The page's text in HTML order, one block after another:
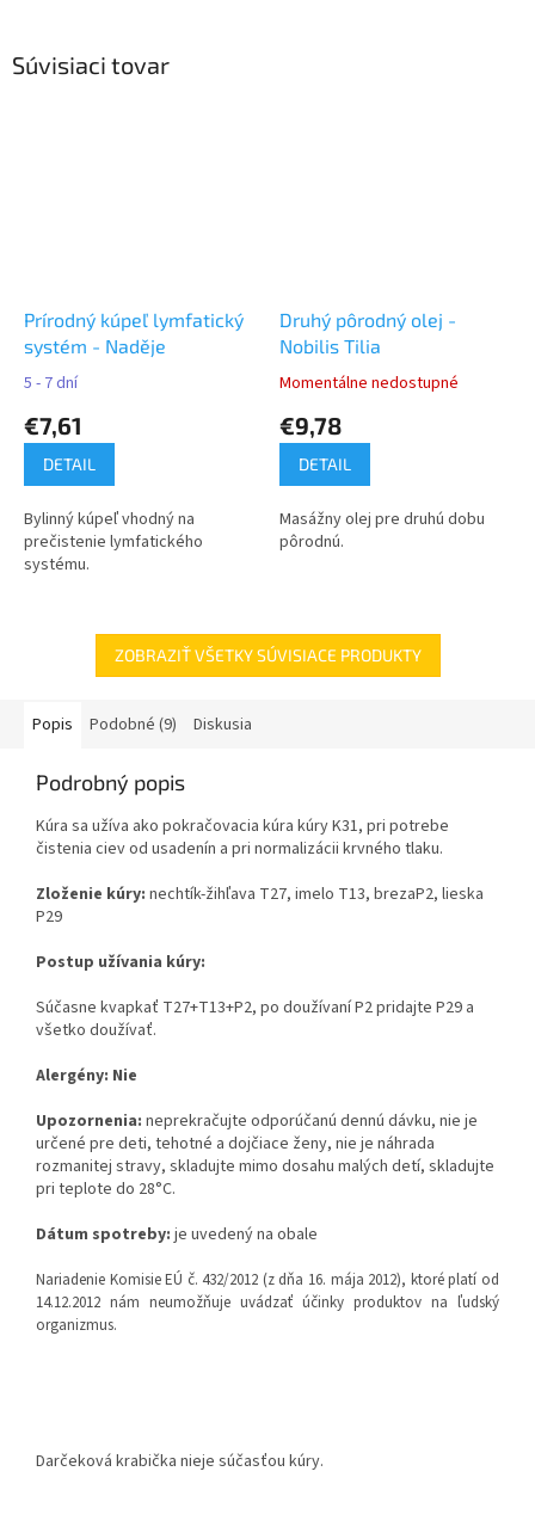
Súvisiaci tovar
Prírodný kúpeľ lymfatický
systém - Naděje
5 - 7 dní
€7,61
DETAIL
Bylinný kúpeľ vhodný na
prečistenie lymfatického
systému.
Druhý pôrodný olej -
Nobilis Tilia
Momentálne nedostupné
€9,78
DETAIL
Masážny olej pre druhú dobu
pôrodnú.
ZOBRAZIŤ VŠETKY SÚVISIACE PRODUKTY
Popis Podobné (9) Diskusia
Podrobný popis
Kúra sa užíva ako pokračovacia kúra kúry K31, pri potrebe
čistenia ciev od usadenín a pri normalizácii krvného tlaku.
Zloženie kúry: nechtík-žihľava T27, imelo T13, brezaP2, lieska
P29
Postup užívania kúry:
Súčasne kvapkať T27+T13+P2, po doužívaní P2 pridajte P29 a
všetko doužívať.
Alergény: Nie
Upozornenia: neprekračujte odporúčanú dennú dávku, nie je
určené pre deti, tehotné a dojčiace ženy, nie je náhrada
rozmanitej stravy, skladujte mimo dosahu malých detí, skladujte
pri teplote do 28°C.
Dátum spotreby: je uvedený na obale
Nariadenie Komisie EÚ č. 432/2012 (z dňa 16. mája 2012), ktoré platí od
14.12.2012 nám neumožňuje uvádzať účinky produktov na ľudský
organizmus.
Darčeková krabička nieje súčasťou kúry.